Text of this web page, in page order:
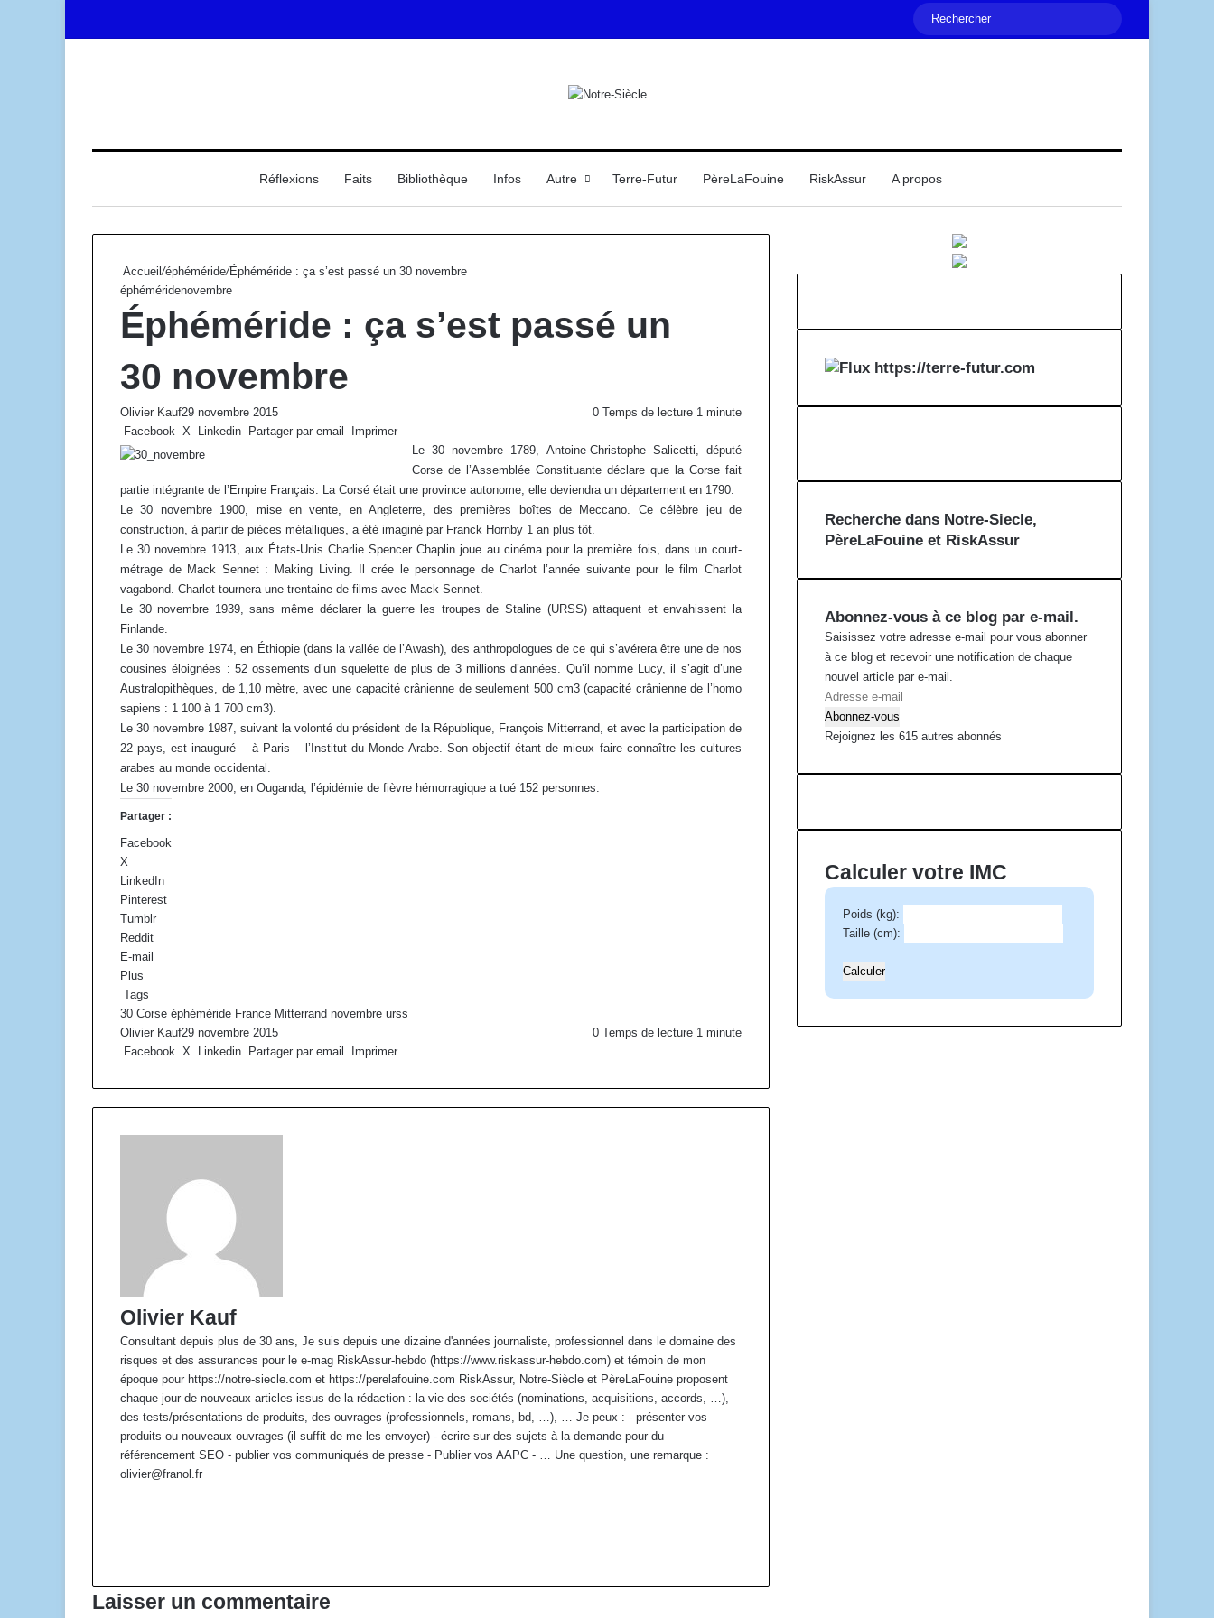
AccueilRéflexions Faits Bibliothèque Infos Autre Terre-Futur PèreLaFouine RiskAssur A propos
Accueil/éphéméride/Éphéméride : ça s’est passé un 30 novembre
éphéméridenovembre
Éphéméride : ça s’est passé un
30 novembre
Olivier Kauf29 novembre 2015 0 Temps de lecture 1 minute
Facebook X Linkedin Partager par email
Imprimer
Le 30 novembre 1789, Antoine-Christophe Salicetti, député
Corse de l’Assemblée Constituante déclare que la Corse fait
partie intégrante de l’Empire Français. La Corsé était une province autonome, elle deviendra un département en 1790.
Le 30 novembre 1900, mise en vente, en Angleterre, des premières boîtes de Meccano. Ce célèbre jeu de
construction, à partir de pièces métalliques, a été imaginé par Franck Hornby 1 an plus tôt.
Le 30 novembre 1913, aux États-Unis Charlie Spencer Chaplin joue au cinéma pour la première fois, dans un court-
métrage de Mack Sennet : Making Living. Il crée le personnage de Charlot l’année suivante pour le film Charlot
vagabond. Charlot tournera une trentaine de films avec Mack Sennet.
Le 30 novembre 1939, sans même déclarer la guerre les troupes de Staline (URSS) attaquent et envahissent la
Finlande.
Le 30 novembre 1974, en Éthiopie (dans la vallée de l’Awash), des anthropologues de ce qui s’avérera être une de nos
cousines éloignées : 52 ossements d’un squelette de plus de 3 millions d’années. Qu’il nomme Lucy, il s’agit d’une
Australopithèques, de 1,10 mètre, avec une capacité crânienne de seulement 500 cm3 (capacité crânienne de l’homo
sapiens : 1 100 à 1 700 cm3).
Le 30 novembre 1987, suivant la volonté du président de la République, François Mitterrand, et avec la participation de
22 pays, est inauguré – à Paris – l’Institut du Monde Arabe. Son objectif étant de mieux faire connaître les cultures
arabes au monde occidental.
Le 30 novembre 2000, en Ouganda, l’épidémie de fièvre hémorragique a tué 152 personnes.
Partager :
Facebook
X
LinkedIn
Pinterest
Tumblr
Reddit
E-mail
Plus
Tags
30 Corse éphéméride France Mitterrand novembre urss
Olivier Kauf29 novembre 2015 0 Temps de lecture 1 minute
Facebook X Linkedin Partager par email Imprimer
Olivier Kauf
Consultant depuis plus de 30 ans, Je suis depuis une dizaine d'années journaliste, professionnel dans le domaine des
risques et des assurances pour le e-mag RiskAssur-hebdo (https://www.riskassur-hebdo.com) et témoin de mon
époque pour https://notre-siecle.com et https://perelafouine.com RiskAssur, Notre-Siècle et PèreLaFouine proposent
chaque jour de nouveaux articles issus de la rédaction : la vie des sociétés (nominations, acquisitions, accords, …),
des tests/présentations de produits, des ouvrages (professionnels, romans, bd, …), … Je peux : - présenter vos
produits ou nouveaux ouvrages (il suffit de me les envoyer) - écrire sur des sujets à la demande pour du
référencement SEO - publier vos communiqués de presse - Publier vos AAPC - … Une question, une remarque :
olivier@franol.fr
t
e
b
o
n
k
Laisser un commentaire
https://terre-futur.com
Recherche dans Notre-Siecle,
PèreLaFouine et RiskAssur
Abonnez-vous à ce blog par e-mail.
Saisissez votre adresse e-mail pour vous abonner
à ce blog et recevoir une notification de chaque
nouvel article par e-mail.
A
d
r
s
m
a
Abonnez-vous
Rejoignez les 615 autres abonnés
Calculer votre IMC
Poids (kg):
Taille (cm):